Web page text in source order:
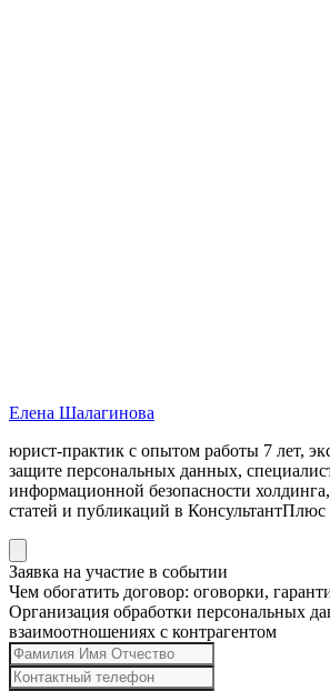
Елена Шалагинова
юрист-практик с опытом работы 7 лет,
защите персональных данных,
информационной безопасности
статей и публикаций в КонсультантПлюс
Заявка на участие в событии
Чем обогатить договор: оговорки,
Организация обработки персональных
взаимоотношениях с контрагентом